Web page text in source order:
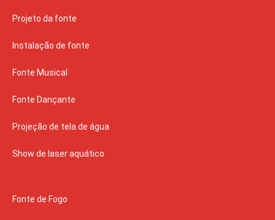
Projeto da fonte
Instalação de fonte
Fonte Musical
Fonte Dançante
Projeção de tela de água
Show de laser aquático
Fonte de Fogo